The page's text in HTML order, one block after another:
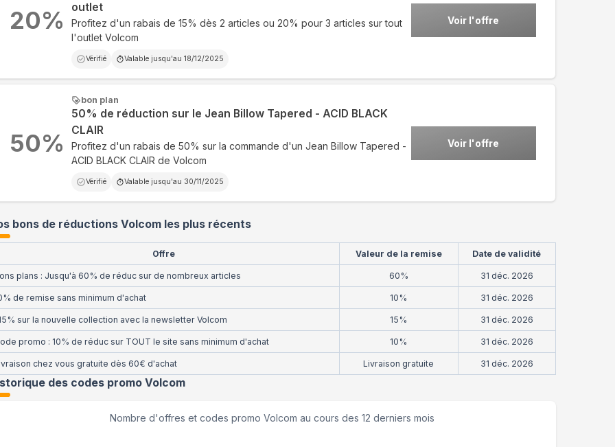
outlet
Profitez d'un rabais de 15% dès 2 articles ou 20% pour 3 articles sur tout
l'outlet Volcom
Vérifié Valable jusqu'au 18/12/2025
Voir l'offre
20%
bon plan
50% de réduction sur le Jean Billow Tapered - ACID BLACK
CLAIR
Profitez d'un rabais de 50% sur la commande d'un Jean Billow Tapered -
ACID BLACK CLAIR de Volcom
Vérifié Valable jusqu'au 30/11/2025
Voir l'offre
50%
bons de réductions Volcom les plus récents
Offre Valeur de la remise Date de validité
plans : Jusqu'à 60% de réduc sur de nombreux articles 60% 31 déc. 2026
de remise sans minimum d'achat 10% 31 déc. 2026
sur la nouvelle collection avec la newsletter Volcom 15% 31 déc. 2026
promo : 10% de réduc sur TOUT le site sans minimum d'achat 10% 31 déc. 2026
chez vous gratuite dès 60€ d'achat Livraison gratuite 31 déc. 2026
des codes promo Volcom
Nombre d'offres et codes promo Volcom au cours des 12 derniers mois